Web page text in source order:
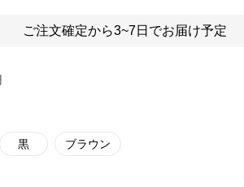
ご注文確定から3~7日でお届け予定
黒 ブラウン